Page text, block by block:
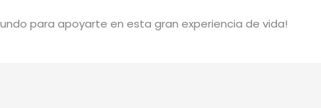
para apoyarte en esta gran experiencia de vida!